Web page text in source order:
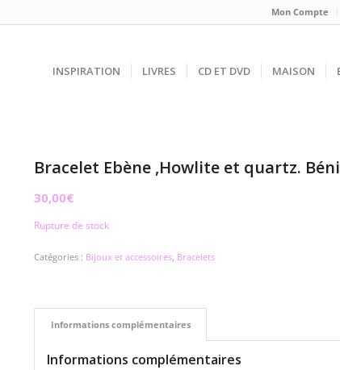
Mon Compte
INSPIRATION LIVRES CD ET DVD MAISON
Bracelet Ebène ,Howlite et quartz.
30,00€
Rupture de stock
Catégories : Bijoux et accessoires, Bracelets
Informations complémentaires
Informations complémentaires